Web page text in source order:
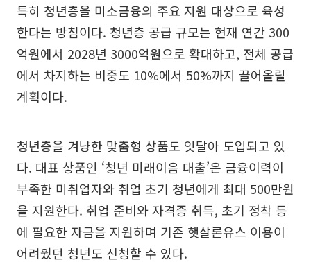
특히 청년층을 미소금융의 주요 지원 대상으로 육성
한다는 방침이다. 청년층 공급 규모는 현재 연간 300
억원에서 2028년 3000억원으로 확대하고, 전체 공급
에서 차지하는 비중도 10%에서 50%까지 끌어올릴
계획이다.
청년층을 겨냥한 맞춤형 상품도 잇달아 도입되고 있
다. 대표 상품인 ‘청년 미래이음 대출’은 금융이력이
부족한 미취업자와 취업 초기 청년에게 최대 500만원
을 지원한다. 취업 준비와 자격증 취득, 초기 정착 등
에 필요한 자금을 지원하며 기존 햇살론유스 이용이
어려웠던 청년도 신청할 수 있다.